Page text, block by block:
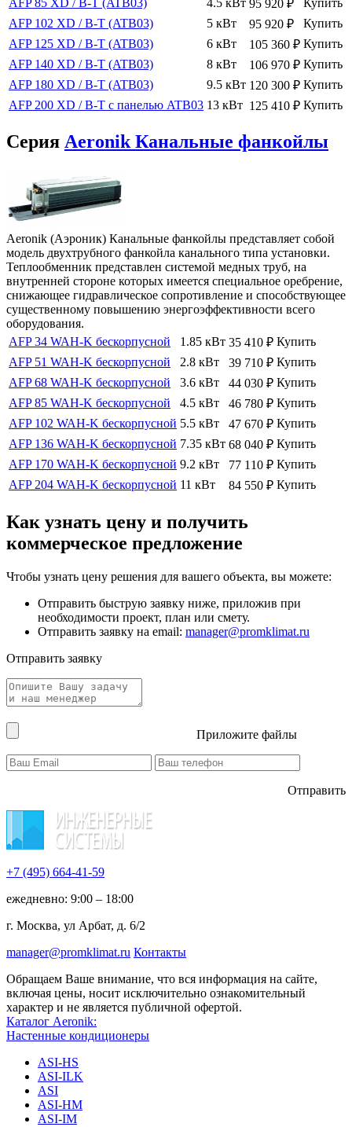
95 920 ₽
AFP 102 XD / B-T (ATB03)
5 кВт 95 920 ₽
Купить
AFP 125 XD / B-T (ATB03)
6 кВт 105 360 ₽ Купить
AFP 140 XD / B-T (ATB03)
8 кВт 106 970 ₽ Купить
AFP 180 XD / B-T (ATB03)
9.5 кВт 120 300 ₽ Купить
AFP 200 XD / B-T с панелью ATB03 13 кВт 125 410 ₽ Купить
Серия Aeronik Канальные фанкойлы
Aeronik (Аэроник) Канальные фанкойлы представляет собой
модель двухтрубного фанкойла канального типа установки.
Теплообменник представлен системой медных труб, на
внутренней стороне которых имеется специальное оребрение,
снижающее гидравлическое сопротивление и способствующее
существенному повышению энергоэффективности всего
оборудования.
AFP 34 WAH-K бескорпусной
1.85 кВт 35 410 ₽ Купить
AFP 51 WAH-K бескорпусной
2.8 кВт 39 710 ₽ Купить
AFP 68 WAH-K бескорпуcной
3.6 кВт 44 030 ₽ Купить
AFP 85 WAH-K бескорпусной
4.5 кВт 46 780 ₽ Купить
AFP 102 WAH-K бескорпусной 5.5 кВт 47 670 ₽ Купить
AFP 136 WAH-K бескорпусной 7.35 кВт 68 040 ₽ Купить
AFP 170 WAH-K бескорпусной 9.2 кВт 77 110 ₽ Купить
AFP 204 WAH-K бескорпусной 11 кВт 84 550 ₽ Купить
Как узнать цену и получить
коммерческое предложение
Чтобы узнать цену решения для вашего объекта, вы можете:
Отправить быструю заявку ниже, приложив при
необходимости проект, план или смету.
Отправить заявку на email: manager@promklimat.ru
Отправить заявку
Приложите файлы
Отправить
+7 (495) 664-41-59
ежедневно: 9:00 – 18:00
г. Москва, ул Арбат, д. 6/2
manager@promklimat.ru Контакты
Обращаем Ваше внимание, что вся информация на сайте,
включая цены, носит исключительно ознакомительный
характер и не является публичной офертой.
Каталог Aeronik:
Настенные кондиционеры
ASI-HS
ASI-ILK
ASI
ASI-HM
ASI-IM